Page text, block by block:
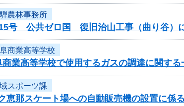
農林事務所
号 公共ゼロ国 復旧治山工事（曲り谷）
商業高等学校
業高等学校で使用するガスの調達に関す
スポーツ課
恵那スケート場への自動販売機の設置に係